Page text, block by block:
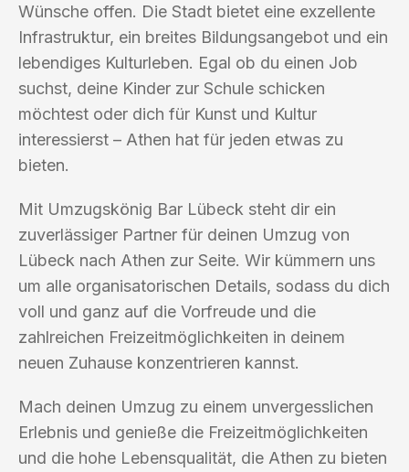
Wünsche offen. Die Stadt bietet eine exzellente
Infrastruktur, ein breites Bildungsangebot und ein
lebendiges Kulturleben. Egal ob du einen Job
suchst, deine Kinder zur Schule schicken
möchtest oder dich für Kunst und Kultur
interessierst – Athen hat für jeden etwas zu
bieten.
Mit Umzugskönig Bar Lübeck steht dir ein
zuverlässiger Partner für deinen Umzug von
Lübeck nach Athen zur Seite. Wir kümmern uns
um alle organisatorischen Details, sodass du dich
voll und ganz auf die Vorfreude und die
zahlreichen Freizeitmöglichkeiten in deinem
neuen Zuhause konzentrieren kannst.
Mach deinen Umzug zu einem unvergesslichen
Erlebnis und genieße die Freizeitmöglichkeiten
und die hohe Lebensqualität, die Athen zu bieten